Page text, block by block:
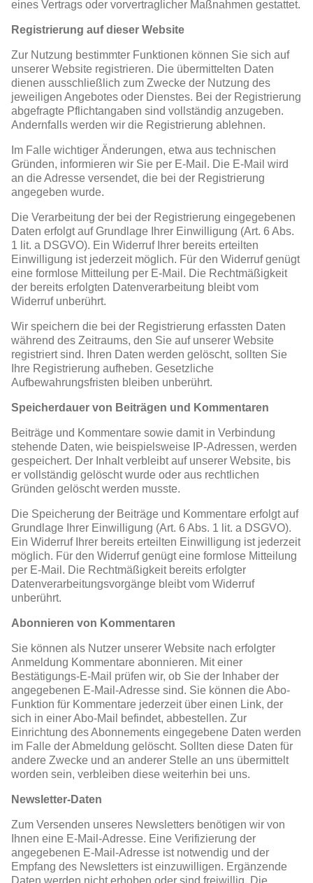
eines Vertrags oder vorvertraglicher Maßnahmen gestattet.
Registrierung auf dieser Website
Zur Nutzung bestimmter Funktionen können Sie sich auf
unserer Website registrieren. Die übermittelten Daten
dienen ausschließlich zum Zwecke der Nutzung des
jeweiligen Angebotes oder Dienstes. Bei der Registrierung
abgefragte Pflichtangaben sind vollständig anzugeben.
Andernfalls werden wir die Registrierung ablehnen.
Im Falle wichtiger Änderungen, etwa aus technischen
Gründen, informieren wir Sie per E-Mail. Die E-Mail wird
an die Adresse versendet, die bei der Registrierung
angegeben wurde.
Die Verarbeitung der bei der Registrierung eingegebenen
Daten erfolgt auf Grundlage Ihrer Einwilligung (Art. 6 Abs.
1 lit. a DSGVO). Ein Widerruf Ihrer bereits erteilten
Einwilligung ist jederzeit möglich. Für den Widerruf genügt
eine formlose Mitteilung per E-Mail. Die Rechtmäßigkeit
der bereits erfolgten Datenverarbeitung bleibt vom
Widerruf unberührt.
Wir speichern die bei der Registrierung erfassten Daten
während des Zeitraums, den Sie auf unserer Website
registriert sind. Ihren Daten werden gelöscht, sollten Sie
Ihre Registrierung aufheben. Gesetzliche
Aufbewahrungsfristen bleiben unberührt.
Speicherdauer von Beiträgen und Kommentaren
Beiträge und Kommentare sowie damit in Verbindung
stehende Daten, wie beispielsweise IP-Adressen, werden
gespeichert. Der Inhalt verbleibt auf unserer Website, bis
er vollständig gelöscht wurde oder aus rechtlichen
Gründen gelöscht werden musste.
Die Speicherung der Beiträge und Kommentare erfolgt auf
Grundlage Ihrer Einwilligung (Art. 6 Abs. 1 lit. a DSGVO).
Ein Widerruf Ihrer bereits erteilten Einwilligung ist jederzeit
möglich. Für den Widerruf genügt eine formlose Mitteilung
per E-Mail. Die Rechtmäßigkeit bereits erfolgter
Datenverarbeitungsvorgänge bleibt vom Widerruf
unberührt.
Abonnieren von Kommentaren
Sie können als Nutzer unserer Website nach erfolgter
Anmeldung Kommentare abonnieren. Mit einer
Bestätigungs-E-Mail prüfen wir, ob Sie der Inhaber der
angegebenen E-Mail-Adresse sind. Sie können die Abo-
Funktion für Kommentare jederzeit über einen Link, der
sich in einer Abo-Mail befindet, abbestellen. Zur
Einrichtung des Abonnements eingegebene Daten werden
im Falle der Abmeldung gelöscht. Sollten diese Daten für
andere Zwecke und an anderer Stelle an uns übermittelt
worden sein, verbleiben diese weiterhin bei uns.
Newsletter-Daten
Zum Versenden unseres Newsletters benötigen wir von
Ihnen eine E-Mail-Adresse. Eine Verifizierung der
angegebenen E-Mail-Adresse ist notwendig und der
Empfang des Newsletters ist einzuwilligen. Ergänzende
Daten werden nicht erhoben oder sind freiwillig. Die